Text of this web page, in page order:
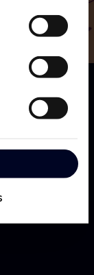
har købt et
tre
Men
langt fra